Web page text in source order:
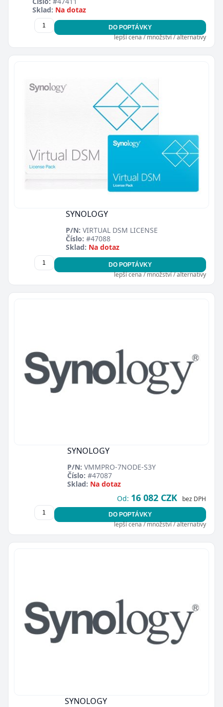
Sklad: Na dotaz
DO POPTÁVKY
lepší cena / množství / alternativy
SYNOLOGY
P/N: VIRTUAL DSM LICENSE
Číslo: #47088
Sklad: Na dotaz
DO POPTÁVKY
lepší cena / množství / alternativy
SYNOLOGY
P/N: VMMPRO-7NODE-S3Y
Číslo: #47087
Sklad: Na dotaz
Od: 16 082 CZK bez DPH
DO POPTÁVKY
lepší cena / množství / alternativy
SYNOLOGY